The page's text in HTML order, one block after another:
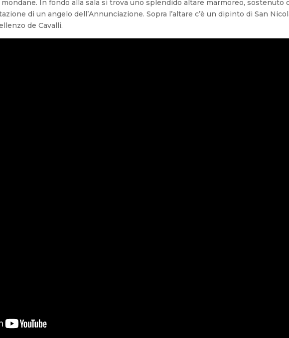
In fondo alla sala si trova uno splendido altare marmoreo, sostenuto
di un angelo dell’Annunciazione. Sopra l’altare c’è un dipinto di San
de Cavalli.